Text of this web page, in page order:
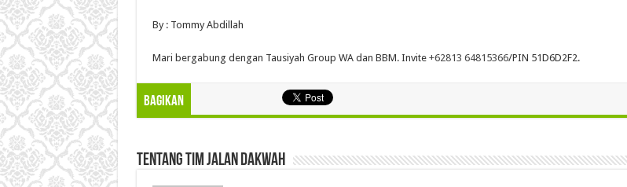
By : Tommy Abdillah
Mari bergabung dengan Tausiyah Group WA dan BBM. Invite +62813 64815366/PIN 51D6D2F2.
Bagikan
Tentang Tim Jalan Dakwah